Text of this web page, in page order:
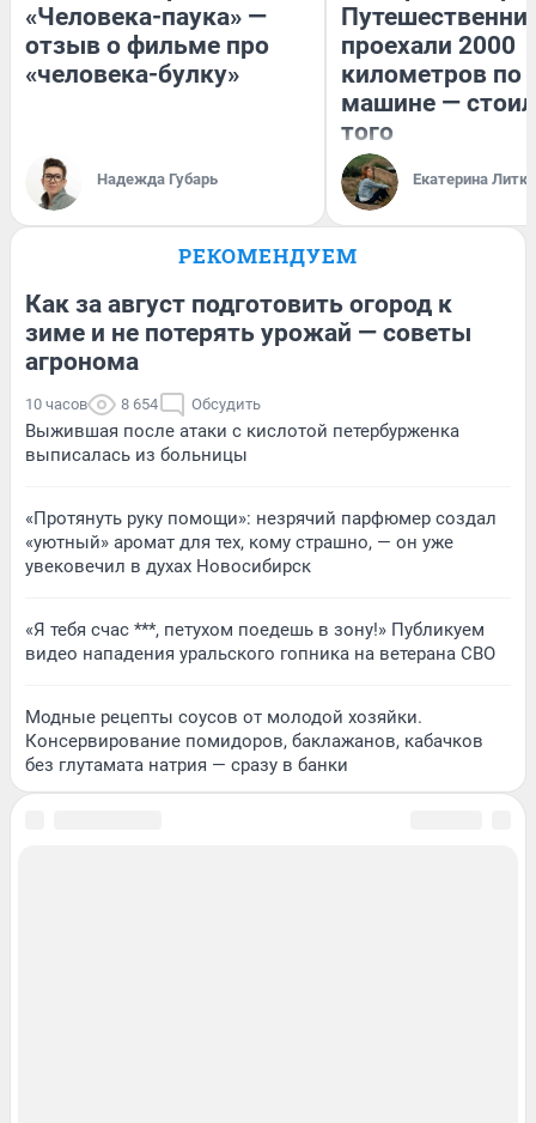
«Человека-паука» —
отзыв о фильме про
«человека-булку»
Надежда Губарь
проехали 2000
километров по
машине —
того
Екатерина
РЕКОМЕНДУЕМ
Как за август подготовить огород к
зиме и не потерять урожай — советы
агронома
10 часов 8 654 Обсудить
Выжившая после атаки с кислотой петербурженка
выписалась из больницы
«Протянуть руку помощи»: незрячий парфюмер создал
«уютный» аромат для тех, кому страшно, — он уже
увековечил в духах Новосибирск
«Я тебя счас ***, петухом поедешь в зону!» Публикуем
видео нападения уральского гопника на ветерана СВО
Модные рецепты соусов от молодой хозяйки.
Консервирование помидоров, баклажанов, кабачков
без глутамата натрия — сразу в банки